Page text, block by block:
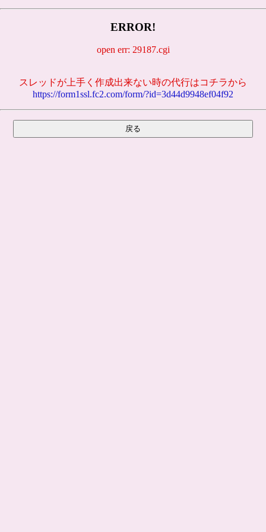
ERROR!
open err: 29187.cgi
スレッドが上手く作成出来ない時の代行はコチラから
https://form1ssl.fc2.com/form/?id=3d44d9948ef04f92